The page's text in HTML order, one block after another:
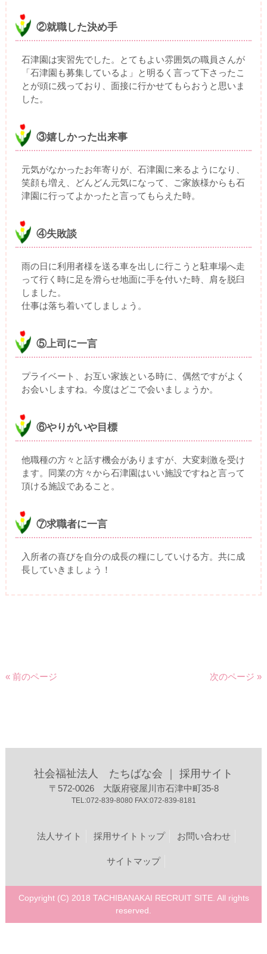
②就職した決め手
石津園は実習先でした。とてもよい雰囲気の職員さんが
「石津園も募集しているよ」と明るく言って下さったこ
とが頭に残っており、面接に行かせてもらおうと思いま
した。
③嬉しかった出来事
元気がなかったお年寄りが、石津園に来るようになり、
笑顔も増え、どんどん元気になって、ご家族様からも石
津園に行ってよかったと言ってもらえた時。
④失敗談
雨の日に利用者様を送る車を出しに行こうと駐車場へ走
って行く時に足を滑らせ地面に手を付いた時、肩を脱臼
しました。
仕事は落ち着いてしましょう。
⑤上司に一言
プライベート、お互い家族といる時に、偶然ですがよく
お会いしますね。今度はどこで会いましょうか。
⑥やりがいや目標
他職種の方々と話す機会がありますが、大変刺激を受け
ます。同業の方々から石津園はいい施設ですねと言って
頂ける施設であること。
⑦求職者に一言
入所者の喜びを自分の成長の糧にしていける方。共に成
長していきましょう！
« 前のページ 次のページ »
社会福祉法人 たちばな会 ｜ 採用サイト
〒572-0026 大阪府寝屋川市石津中町35-8
TEL:072-839-8080 FAX:072-839-8181
法人サイト 採用サイトトップ お問い合わせ
サイトマップ
Copyright (C) 2018 TACHIBANAKAI RECRUIT SITE. All rights
reserved.